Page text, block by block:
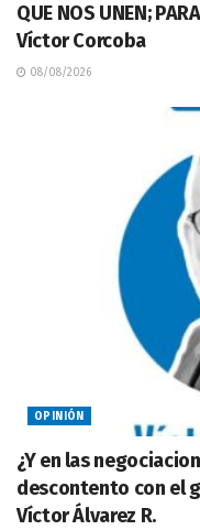
QUE NOS UNEN;
Víctor Corcoba
08/08/2026
OPINIÓN
¿Y en las
descontento con el
Víctor Álvarez R.